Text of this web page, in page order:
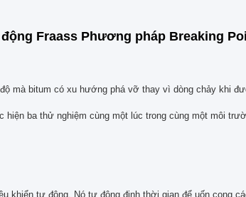
Fraass Phương pháp Breaking
mà bitum có xu hướng phá vỡ thay vì dòng chảy khi
hiện ba thử nghiệm cùng một lúc trong cùng một môi
khiển tự động. Nó tự động định thời gian để uốn cong